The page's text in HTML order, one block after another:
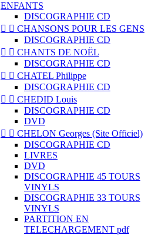
ENFANTS
DISCOGRAPHIE CD
  CHANSONS POUR LES GENS
DISCOGRAPHIE CD
  CHANTS DE NOËL
DISCOGRAPHIE CD
  CHATEL Philippe
DISCOGRAPHIE CD
  CHEDID Louis
DISCOGRAPHIE CD
DVD
  CHELON Georges (Site Officiel)
DISCOGRAPHIE CD
LIVRES
DVD
DISCOGRAPHIE 45 TOURS
VINYLS
DISCOGRAPHIE 33 TOURS
VINYLS
PARTITION EN
TELECHARGEMENT pdf